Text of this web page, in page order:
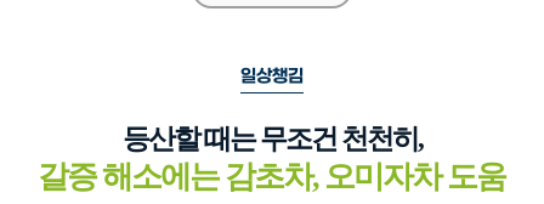
일상챙김
등산할 때는 무조건 천천히,
갈증 해소에는 감초차, 오미자차 도움